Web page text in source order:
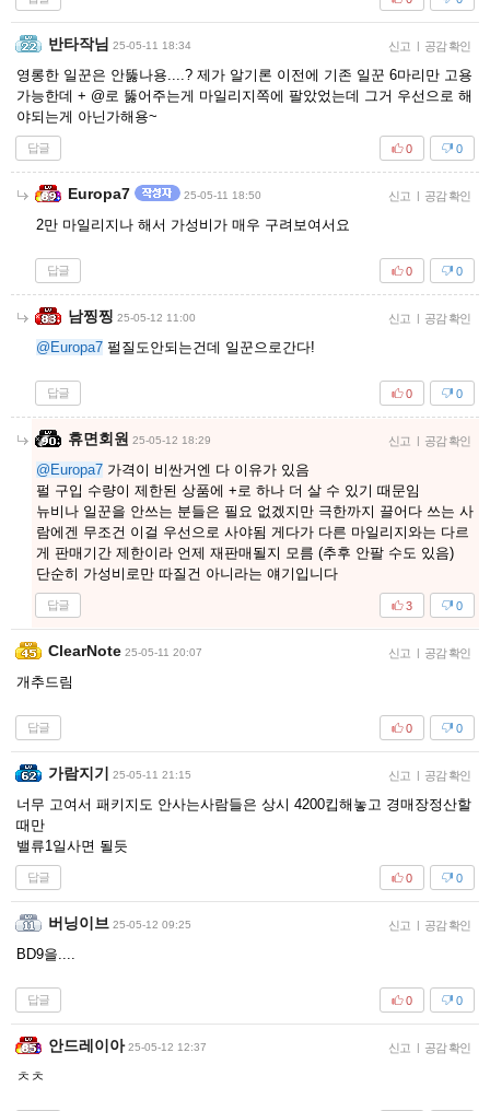
반타작님 25-05-11 18:34 신고 | 공감 확인
영롱한 일꾼은 안뚫나용....? 제가 알기론 이전에 기존 일꾼 6마리만 고용
가능한데 + @로 뚫어주는게 마일리지쪽에 팔았었는데 그거 우선으로 해
야되는게 아닌가해용~
답글 0
0
Europa7 25-05-11 18:50 신고 | 공감 확인
2만 마일리지나 해서 가성비가 매우 구려보여서요
답글 0
0
남찡찡 25-05-12 11:00 신고 | 공감 확인
@Europa7 펄질도안되는건데 일꾼으로간다!
답글 0
0
휴면회원 25-05-12 18:29 신고 | 공감 확인
@Europa7 가격이 비싼거엔 다 이유가 있음
펄 구입 수량이 제한된 상품에 +로 하나 더 살 수 있기 때문임
뉴비나 일꾼을 안쓰는 분들은 필요 없겠지만 극한까지 끌어다 쓰는 사
람에겐 무조건 이걸 우선으로 사야됨 게다가 다른 마일리지와는 다르
게 판매기간 제한이라 언제 재판매될지 모름 (추후 안팔 수도 있음)
단순히 가성비로만 따질건 아니라는 얘기입니다
답글 0
3
ClearNote 25-05-11 20:07 신고 | 공감 확인
개추드림
답글 0
0
가람지기 25-05-11 21:15 신고 | 공감 확인
너무 고여서 패키지도 안사는사람들은 상시 4200킵해놓고 경매장정산할
때만
밸류1일사면 될듯
답글 0
0
버닝이브 25-05-12 09:25 신고 | 공감 확인
BD9을....
답글 0
0
안드레이아 25-05-12 12:37 신고 | 공감 확인
ㅊㅊ